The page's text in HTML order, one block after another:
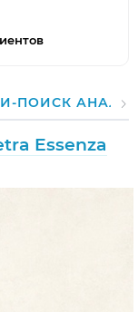
ПОИСК
Essenza